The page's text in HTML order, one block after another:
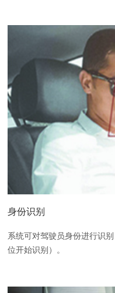
身份识别
系统可对驾驶员身份进行识
位开始识别）。